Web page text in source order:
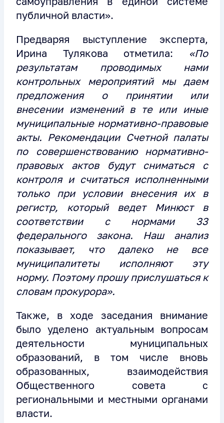
публичной власти».
Предваряя выступление эксперта,
Ирина Тулякова отметила: «По
результатам проводимых нами
контрольных мероприятий мы даем
предложения о принятии или
внесении изменений в те или иные
муниципальные нормативно-правовые
акты. Рекомендации Счетной палаты
по совершенствованию нормативно-
правовых актов будут сниматься с
контроля и считаться исполненными
только при условии внесения их в
регистр, который ведет Минюст в
соответствии с нормами 33
федерального закона. Наш анализ
показывает, что далеко не все
муниципалитеты исполняют эту
норму. Поэтому прошу прислушаться к
словам прокурора».
Также, в ходе заседания внимание
было уделено актуальным вопросам
деятельности муниципальных
образований, в том числе вновь
образованных, взаимодействия
Общественного совета с
региональными и местными органами
власти.